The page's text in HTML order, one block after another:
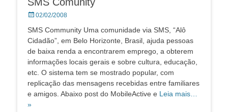
Posted
02/02/2008
SMS Community Uma comunidade via SMS, “Alô
Cidadão”, em Belo Horizonte, Brasil, ajuda pessoas
de baixa renda a encontrarem emprego, a obterem
informações locais gerais e sobre cultura, educação,
etc. O sistema tem se mostrado popular, com
replicação das mensagens recebidas entre familiares
e amigos. Abaixo post do MobileActive e Leia mais…
»